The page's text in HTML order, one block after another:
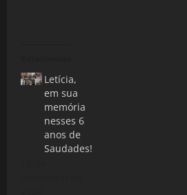
Letícia,
em sua
memória
nesses 6
anos de
Saudades!